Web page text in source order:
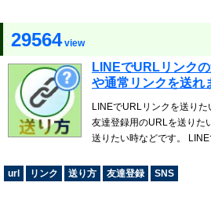
29564view
LINEでURLリンク
や通常リンクを送れ
LINEでURLリンクを送り
友達登録用のURLを送りた
送りたい時などです。
url
リンク 送り方 友達登録 SNS